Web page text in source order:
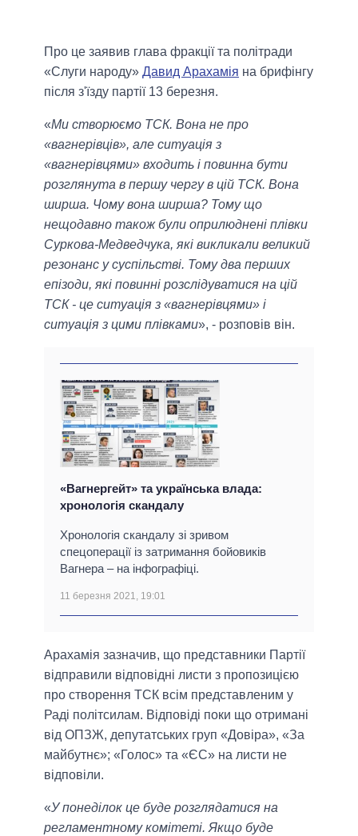
Про це заявив глава фракції та політради
«Слуги народу» Давид Арахамія на брифінгу
після з'їзду партії 13 березня.
«Ми створюємо ТСК. Вона не про
«вагнерівців», але ситуація з
«вагнерівцями» входить і повинна бути
розглянута в першу чергу в цій ТСК. Вона
ширша. Чому вона ширша? Тому що
нещодавно також були оприлюднені плівки
Суркова-Медведчука, які викликали великий
резонанс у суспільстві. Тому два перших
епізоди, які повинні розслідуватися на цій
ТСК - це ситуація з «вагнерівцями» і
ситуація з цими плівками», - розповів він.
«Вагнергейт» та українська влада:
хронологія скандалу
Хронологія скандалу зі зривом
спецоперації із затримання бойовиків
Вагнера – на інфографіці.
11 березня 2021, 19:01
Арахамія зазначив, що представники Партії
відправили відповідні листи з пропозицією
про створення ТСК всім представленим у
Раді політсилам. Відповіді поки що отримані
від ОПЗЖ, депутатських груп «Довіра», «За
майбутнє»; «Голос» та «ЄС» на листи не
відповіли.
«У понеділок це буде розглядатися на
регламентному комітеті. Якщо буде